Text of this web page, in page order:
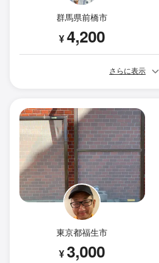
群馬県前橋市
¥4,200
さらに表示
東京都福生市
¥3,000